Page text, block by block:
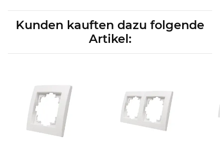
Kunden kauften dazu folgende
Artikel: